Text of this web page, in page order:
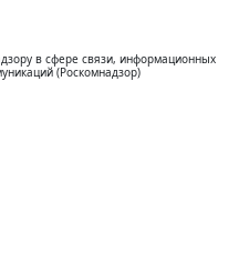
в сфере связи, информационных
(Роскомнадзор)